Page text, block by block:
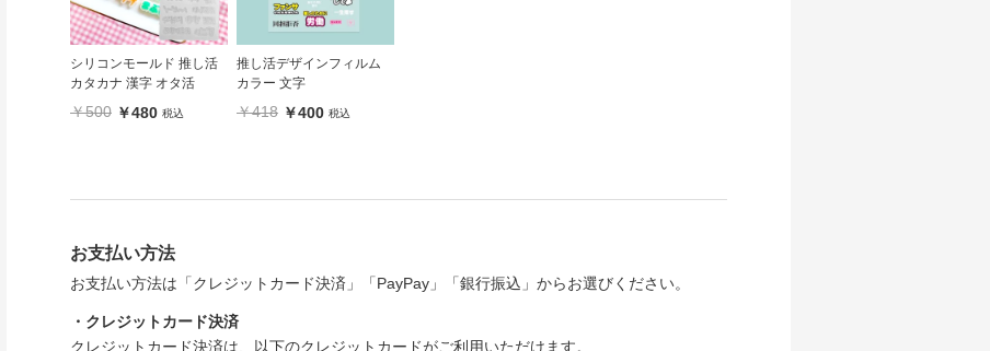
シリコンモールド 推し活
カタカナ 漢字 オタ活
￥500 ￥480 税込
推し活デザインフィルム
カラー 文字
￥418 ￥400 税込
お支払い方法
お支払い方法は「クレジットカード決済」「PayPay」「銀行振込」からお選びください。
・クレジットカード決済
クレジットカード決済は、以下のクレジットカードがご利用いただけます。